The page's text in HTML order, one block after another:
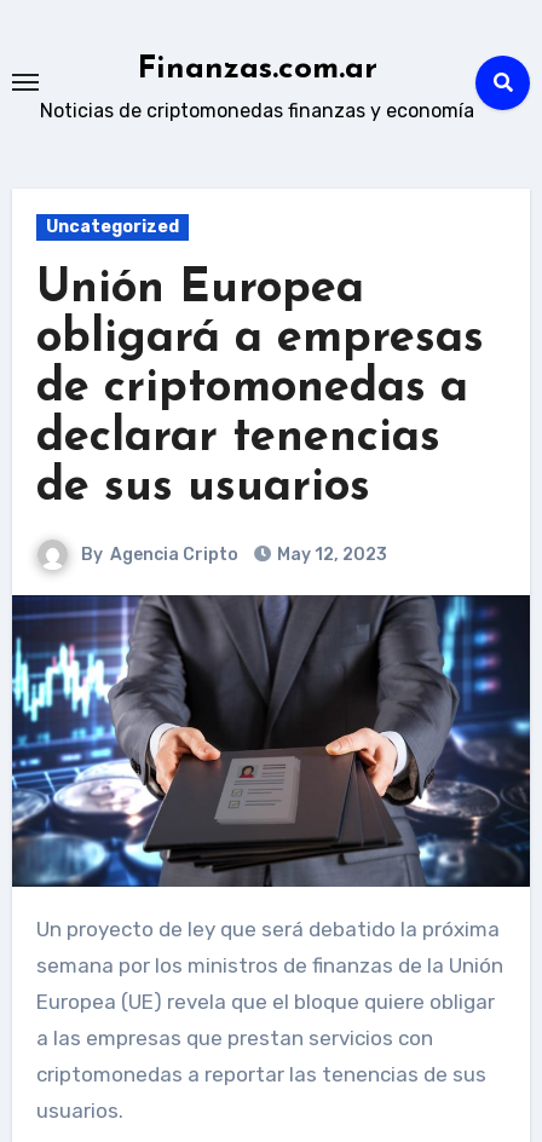
content
Finanzas.com.ar
Noticias de criptomonedas finanzas y economía
Uncategorized
Unión Europea
obligará a empresas
de criptomonedas a
declarar tenencias
de sus usuarios
By Agencia Cripto May 12, 2023
Un proyecto de ley que será debatido la próxima
semana por los ministros de finanzas de la Unión
Europea (UE) revela que el bloque quiere obligar
a las empresas que prestan servicios con
criptomonedas a reportar las tenencias de sus
usuarios.